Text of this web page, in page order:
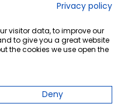
Privacy policy
visitor data, to improve our
to give you a great website
the cookies we use open the
Deny